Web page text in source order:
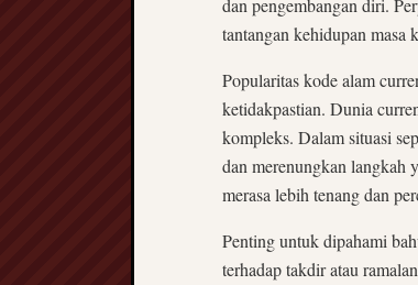
dan pengembangan diri.
tantangan kehidupan masa
Popularitas kode alam
ketidakpastian. Dunia
kompleks. Dalam situasi
dan merenungkan langkah
merasa lebih tenang dan
Penting untuk dipahami
terhadap takdir atau